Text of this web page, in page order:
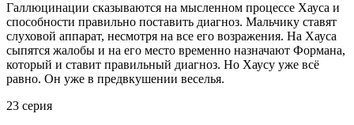
Галлюцинации сказываются на мысленном процессе Хауса и
способности правильно поставить диагноз. Мальчику ставят
слуховой аппарат, несмотря на все его возражения. На Хауса
сыпятся жалобы и на его место временно назначают Формана,
который и ставит правильный диагноз. Но Хаусу уже всё
равно. Он уже в предвкушении веселья.
23 серия